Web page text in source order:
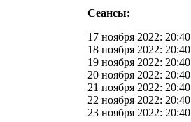
Сеансы:
17 ноября 2022: 20:40
18 ноября 2022: 20:40
19 ноября 2022: 20:40
20 ноября 2022: 20:40
21 ноября 2022: 20:40
22 ноября 2022: 20:40
23 ноября 2022: 20:40